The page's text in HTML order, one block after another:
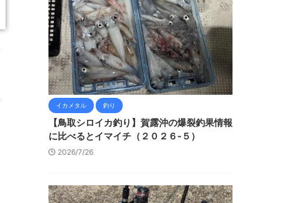
イカメタル 釣り
【鳥取シロイカ釣り】賀露沖の爆裂釣果情報
に比べるとイマイチ（２０２６-５）
2026/7/26